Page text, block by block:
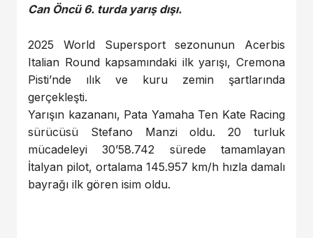
Can Öncü 6. turda yarış dışı.
2025 World Supersport sezonunun Acerbis
Italian Round kapsamındaki ilk yarışı, Cremona
Pisti’nde ılık ve kuru zemin şartlarında
gerçekleşti.
Yarışın kazananı, Pata Yamaha Ten Kate Racing
sürücüsü Stefano Manzi oldu. 20 turluk
mücadeleyi 30’58.742 sürede tamamlayan
İtalyan pilot, ortalama 145.957 km/h hızla damalı
bayrağı ilk gören isim oldu.